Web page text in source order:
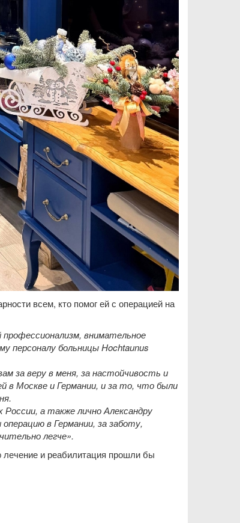
всем, кто помог ей с операцией на
внимательное
персоналу больницы Hochtaunus
за веру в меня, за настойчивость и
в Москве и Германии, и за то, что были
а также лично Александру
в Германии, за заботу,
легче».
и реабилитация прошли бы